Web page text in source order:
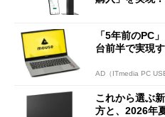
「5年前のPC
台前半で実現
AD（ITmedia PC
これから選ぶ
方と、2026年